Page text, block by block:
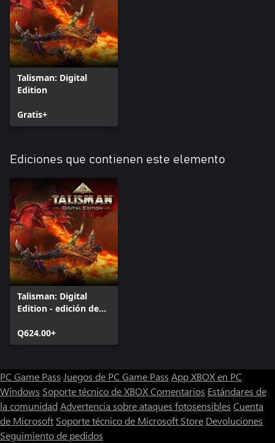
Talisman: Digital
Edition
Gratis+
Ediciones que contienen este elemento
Talisman: Digital
Edition - edición de
Q624.00+
PC Game Pass Juegos de PC Game Pass App XBOX en PC
Windows Soporte técnico de XBOXComentarios Estándares de
la comunidad Advertencia sobre ataques fotosensibles Cuenta
de Microsoft Soporte técnico de Microsoft Store Devoluciones
Seguimiento de pedidos